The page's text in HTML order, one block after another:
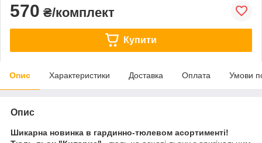
570 ₴/комплект
Купити
Опис Характеристики Доставка Оплата Умови
Опис
Шикарна новинка в гардинно-тюлевом асортименті!